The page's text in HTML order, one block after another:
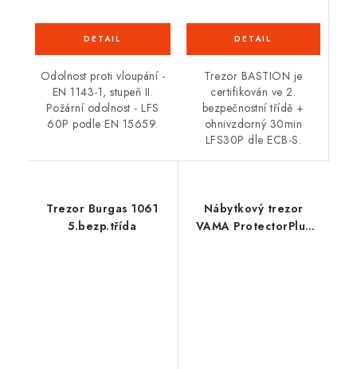
Odolnost proti vloupání -
EN 1143-1, stupeň II.
Požární odolnost - LFS
60P podle EN 15659.
Trezor BASTION je
certifikován ve 2.
bezpečnostní třídě +
ohnivzdorný 30min
LFS30P dle ECB-S.
Trezor Burgas 1061
5.bezp.třída
Nábytkový trezor
VAMA ProtectorPlus